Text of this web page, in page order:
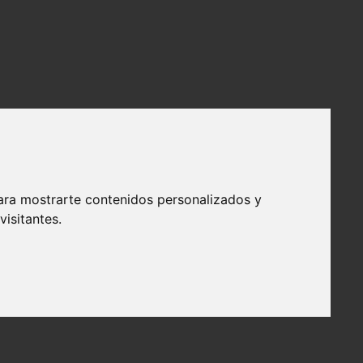
mostrarte contenidos personalizados y